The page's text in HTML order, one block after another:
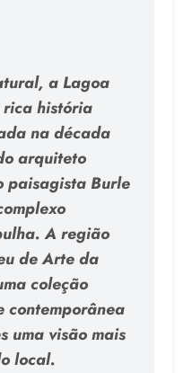
a Lagoa
rica história
na década
arquiteto
paisagista Burle
A região
de Arte da
coleção
contemporânea
uma visão mais
local.